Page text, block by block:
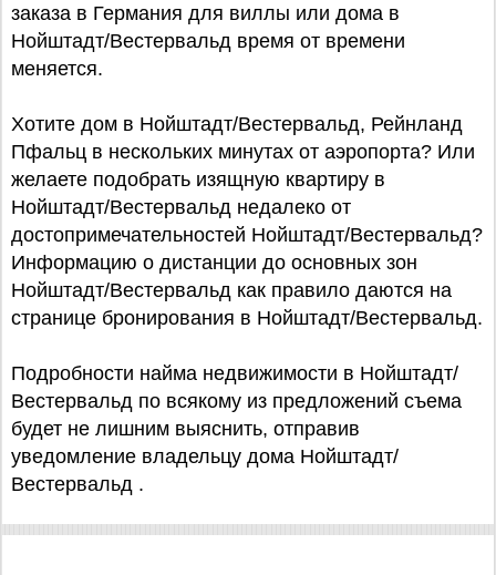
заказа в Германия для виллы или дома в
Нойштадт/Вестервальд время от времени
меняется.
Хотите дом в Нойштадт/Вестервальд, Рейнланд
Пфальц в нескольких минутах от аэропорта? Или
желаете подобрать изящную квартиру в
Нойштадт/Вестервальд недалеко от
достопримечательностей Нойштадт/Вестервальд?
Информацию о дистанции до основных зон
Нойштадт/Вестервальд как правило даются на
странице бронирования в Нойштадт/Вестервальд.
Подробности найма недвижимости в Нойштадт/
Вестервальд по всякому из предложений съема
будет не лишним выяснить, отправив
уведомление владельцу дома Нойштадт/
Вестервальд .